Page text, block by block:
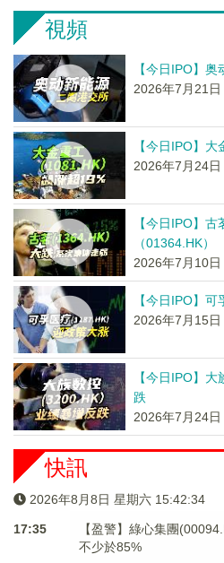
視頻
【今日IPO】
2026年7月21
【今日IPO】
2026年7月24
【今日IPO】
（01364.HK）
2026年7月10
【今日IPO】
2026年7月15日
【今日IPO】
跌
2026年7月24
快訊
2026年8月8日 星期六 15:42:35
17:35
【盈警】綠心集團
不少於85%